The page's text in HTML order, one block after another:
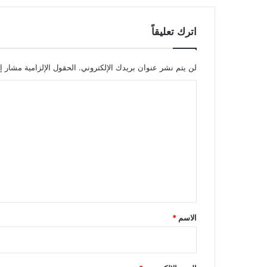
اترك تعليقاً
لن يتم نشر عنوان بريدك الإلكتروني. الحقول الإلزامية مشار
*
الاسم *